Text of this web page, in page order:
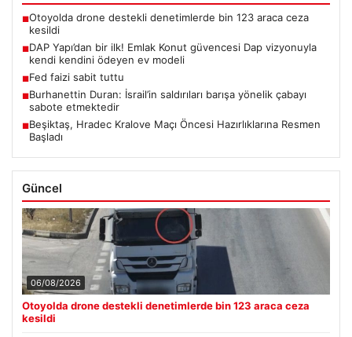
■Otoyolda drone destekli denetimlerde bin 123 araca ceza
kesildi
■DAP Yapı’dan bir ilk! Emlak Konut güvencesi Dap vizyonuyla
kendi kendini ödeyen ev modeli
■Fed faizi sabit tuttu
■Burhanettin Duran: İsrail’in saldırıları barışa yönelik çabayı
sabote etmektedir
■Beşiktaş, Hradec Kralove Maçı Öncesi Hazırlıklarına Resmen
Başladı
Güncel
06/08/2026
Otoyolda drone destekli denetimlerde bin 123 araca ceza
kesildi